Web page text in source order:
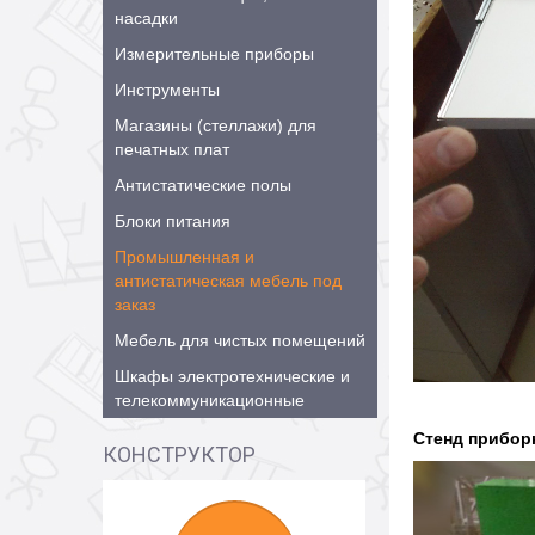
насадки
Измерительные приборы
Инструменты
Магазины (стеллажи) для
печатных плат
Антистатические полы
Блоки питания
Промышленная и
антистатическая мебель под
заказ
Мебель для чистых помещений
Шкафы электротехнические и
телекоммуникационные
КОНСТРУКТОР
Стенд